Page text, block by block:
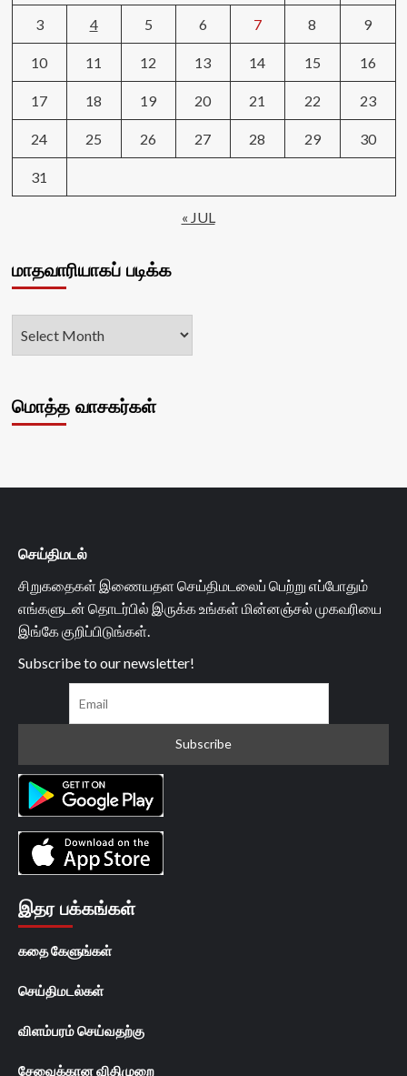
3 4 5 6 7 8 9
10 11 12 13 14 15 16
17 18 19 20 21 22 23
24 25 26 27 28 29 30
31
« JUL
மாதவாரியாகப் படிக்க
மொத்த வாசகர்கள்
செய்திமடல்
சிறுகதைகள் இணையதள செய்திமடலைப் பெற்று எப்போதும்
எங்களுடன் தொடர்பில் இருக்க உங்கள் மின்னஞ்சல் முகவரியை
இங்கே குறிப்பிடுங்கள்.
Subscribe to our newsletter!
இதர பக்கங்கள்
கதை கேளுங்கள்
செய்திமடல்கள்
விளம்பரம் செய்வதற்கு
சேவைக்கான விதிமுறை